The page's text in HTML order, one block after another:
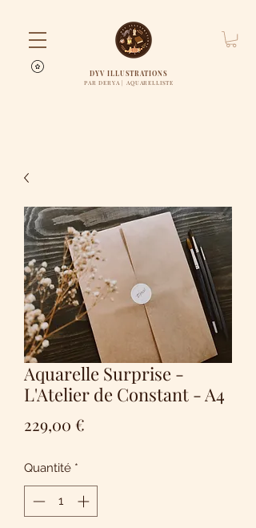
DYV ILLUSTRATIONS
PAR DERYA | AQUARELLISTE
Aquarelle Surprise -
L'Atelier de Constant - A4
229,00 €
Quantité *